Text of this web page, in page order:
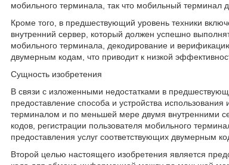
мобильного терминала, так что мобильный терминал
Кроме того, в предшествующий уровень техники
внутренний сервер, который должен успешно
мобильного терминала, декодирование и
двумерным кодам, что приводит к низкой
Сущность изобретения
В связи с изложенными недостатками в
предоставление способа и устройства
терминалом и по меньшей мере двумя внутренними
кодов, регистрации пользователя мобильного
предоставления услуг соответствующих двумерным
Второй целью настоящего изобретения является